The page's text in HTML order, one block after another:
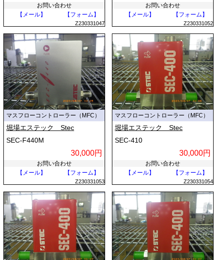
お問い合わせ
【メール】
【フォーム】
Z230331047
お問い合わせ
【メール】
【フォーム】
Z230331052
マスフローコントローラー（MFC）
堀場エステック Stec
SEC-F440M
30,000円
お問い合わせ
【メール】
【フォーム】
Z230331053
マスフローコントローラー（MFC）
堀場エステック Stec
SEC-410
30,000円
お問い合わせ
【メール】
【フォーム】
Z230331054